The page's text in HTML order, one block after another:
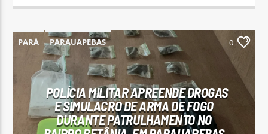
PARÁ PARAUAPEBAS 0
POLÍCIA MILITAR APREENDE DROGAS
E SIMULACRO DE ARMA DE FOGO
DURANTE PATRULHAMENTO NO